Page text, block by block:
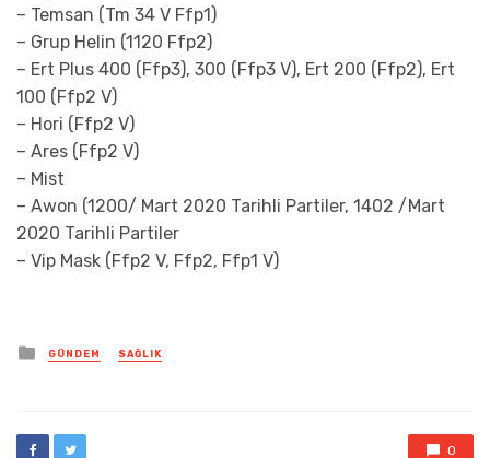
– Temsan (Tm 34 V Ffp1)
– Grup Helin (1120 Ffp2)
– Ert Plus 400 (Ffp3), 300 (Ffp3 V), Ert 200 (Ffp2), Ert
100 (Ffp2 V)
– Hori (Ffp2 V)
– Ares (Ffp2 V)
– Mist
– Awon (1200/ Mart 2020 Tarihli Partiler, 1402 /Mart
2020 Tarihli Partiler
– Vip Mask (Ffp2 V, Ffp2, Ffp1 V)
Posted
in
GÜNDEM SAĞLIK
0